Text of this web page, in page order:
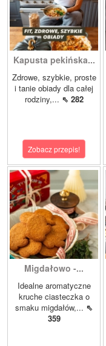
Kapusta pekińska...
Zdrowe, szybkie, proste
i tanie obiady dla całej
rodziny,... ⇖ 282
Zobacz przepis!
Migdałowo -...
Idealne aromatyczne
kruche ciasteczka o
smaku migdałów,... ⇖
359